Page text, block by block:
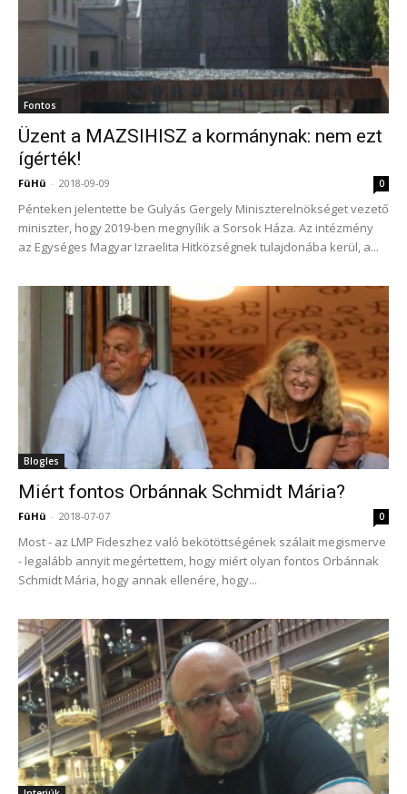
Fontos
Üzent a MAZSIHISZ a kormánynak: nem ezt
ígérték!
FüHü - 2018-09-09 0
Pénteken jelentette be Gulyás Gergely Miniszterelnökséget vezető
miniszter, hogy 2019-ben megnyílik a Sorsok Háza. Az intézmény
az Egységes Magyar Izraelita Hitközségnek tulajdonába kerül, a...
Blogles
Miért fontos Orbánnak Schmidt Mária?
FüHü - 2018-07-07 0
Most - az LMP Fideszhez való bekötöttségének szálait megismerve
- legalább annyit megértettem, hogy miért olyan fontos Orbánnak
Schmidt Mária, hogy annak ellenére, hogy...